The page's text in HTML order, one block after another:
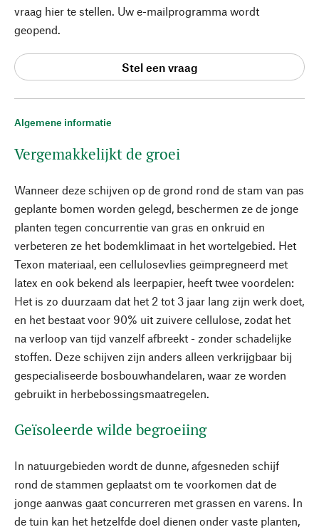
Algemene informatie
Vergemakkelijkt de groei
Wanneer deze schijven op de grond rond de stam van pas
geplante bomen worden gelegd, beschermen ze de jonge
planten tegen concurrentie van gras en onkruid en
verbeteren ze het bodemklimaat in het wortelgebied. Het
Texon materiaal, een cellulosevlies geïmpregneerd met
latex en ook bekend als leerpapier, heeft twee voordelen:
Het is zo duurzaam dat het 2 tot 3 jaar lang zijn werk doet,
en het bestaat voor 90% uit zuivere cellulose, zodat het
na verloop van tijd vanzelf afbreekt - zonder schadelijke
stoffen. Deze schijven zijn anders alleen verkrijgbaar bij
gespecialiseerde bosbouwhandelaren, waar ze worden
gebruikt in herbebossingsmaatregelen.
Geïsoleerde wilde begroeiing
In natuurgebieden wordt de dunne, afgesneden schijf
rond de stammen geplaatst om te voorkomen dat de
jonge aanwas gaat concurreren met grassen en varens. In
de tuin kan het hetzelfde doel dienen onder vaste planten,
vraag hier te stellen. Uw e-mailprogramma wordt
geopend.
Stel een vraag